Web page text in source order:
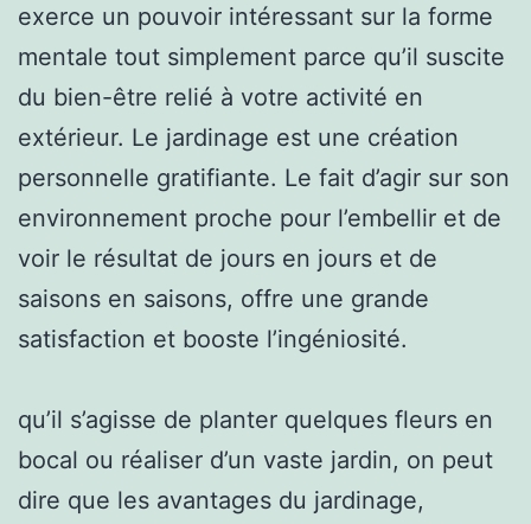
exerce un pouvoir intéressant sur la forme
mentale tout simplement parce qu’il suscite
du bien-être relié à votre activité en
extérieur. Le jardinage est une création
personnelle gratifiante. Le fait d’agir sur son
environnement proche pour l’embellir et de
voir le résultat de jours en jours et de
saisons en saisons, offre une grande
satisfaction et booste l’ingéniosité.
qu’il s’agisse de planter quelques fleurs en
bocal ou réaliser d’un vaste jardin, on peut
dire que les avantages du jardinage,